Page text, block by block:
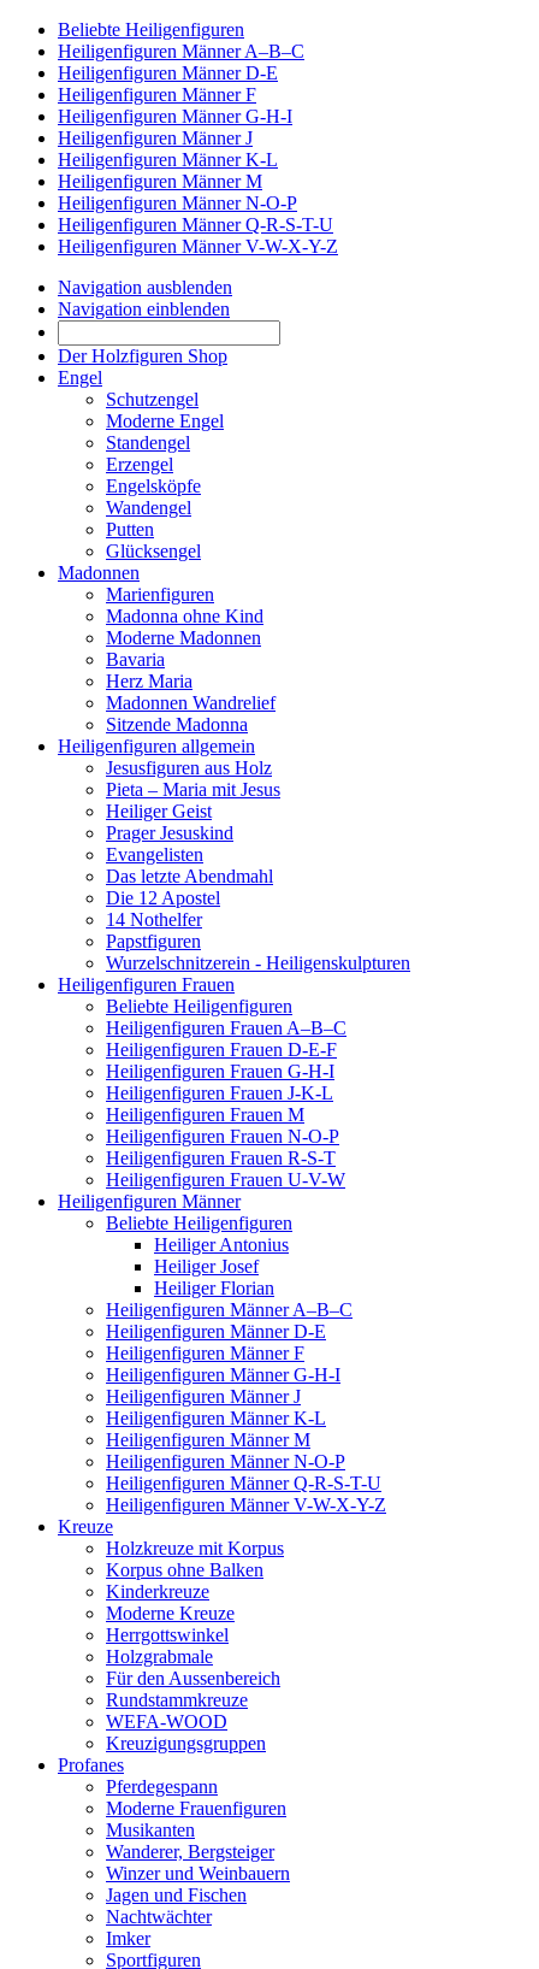
Beliebte Heiligenfiguren
Heiligenfiguren Männer A–B–C
Heiligenfiguren Männer D-E
Heiligenfiguren Männer F
Heiligenfiguren Männer G-H-I
Heiligenfiguren Männer J
Heiligenfiguren Männer K-L
Heiligenfiguren Männer M
Heiligenfiguren Männer N-O-P
Heiligenfiguren Männer Q-R-S-T-U
Heiligenfiguren Männer V-W-X-Y-Z
Navigation ausblenden
Navigation einblenden
Der Holzfiguren Shop
Engel
Schutzengel
Moderne Engel
Standengel
Erzengel
Engelsköpfe
Wandengel
Putten
Glücksengel
Madonnen
Marienfiguren
Madonna ohne Kind
Moderne Madonnen
Bavaria
Herz Maria
Madonnen Wandrelief
Sitzende Madonna
Heiligenfiguren allgemein
Jesusfiguren aus Holz
Pieta – Maria mit Jesus
Heiliger Geist
Prager Jesuskind
Evangelisten
Das letzte Abendmahl
Die 12 Apostel
14 Nothelfer
Papstfiguren
Wurzelschnitzerein - Heiligenskulpturen
Heiligenfiguren Frauen
Beliebte Heiligenfiguren
Heiligenfiguren Frauen A–B–C
Heiligenfiguren Frauen D-E-F
Heiligenfiguren Frauen G-H-I
Heiligenfiguren Frauen J-K-L
Heiligenfiguren Frauen M
Heiligenfiguren Frauen N-O-P
Heiligenfiguren Frauen R-S-T
Heiligenfiguren Frauen U-V-W
Heiligenfiguren Männer
Beliebte Heiligenfiguren
Heiliger Antonius
Heiliger Josef
Heiliger Florian
Heiligenfiguren Männer A–B–C
Heiligenfiguren Männer D-E
Heiligenfiguren Männer F
Heiligenfiguren Männer G-H-I
Heiligenfiguren Männer J
Heiligenfiguren Männer K-L
Heiligenfiguren Männer M
Heiligenfiguren Männer N-O-P
Heiligenfiguren Männer Q-R-S-T-U
Heiligenfiguren Männer V-W-X-Y-Z
Kreuze
Holzkreuze mit Korpus
Korpus ohne Balken
Kinderkreuze
Moderne Kreuze
Herrgottswinkel
Holzgrabmale
Für den Aussenbereich
Rundstammkreuze
WEFA-WOOD
Kreuzigungsgruppen
Profanes
Pferdegespann
Moderne Frauenfiguren
Musikanten
Wanderer, Bergsteiger
Winzer und Weinbauern
Jagen und Fischen
Nachtwächter
Imker
Sportfiguren